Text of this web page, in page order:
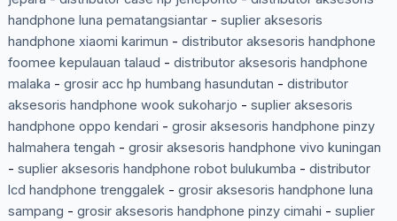
handphone luna pematangsiantar- suplier aksesoris
handphone xiaomi karimun - distributor aksesoris handphone
foomee kepulauan talaud - distributor aksesoris handphone
malaka - grosir acc hp humbang hasundutan - distributor
aksesoris handphone wook sukoharjo - suplier aksesoris
handphone oppo kendari - grosir aksesoris handphone pinzy
halmahera tengah - grosir aksesoris handphone vivo kuningan
- suplier aksesoris handphone robot bulukumba - distributor
lcd handphone trenggalek- grosir aksesoris handphone luna
sampang - grosir aksesoris handphone pinzy cimahi - suplier